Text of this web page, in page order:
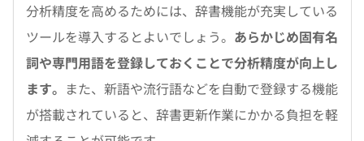
分析精度を高めるためには、辞書機能が充実している
ツールを導入するとよいでしょう。 あらかじめ固有名
詞や専門用語を登録しておくことで分析精度が向上し
ます。 また、新語や流行語などを自動で登録する機能
が搭載されていると、辞書更新作業にかかる負担を軽